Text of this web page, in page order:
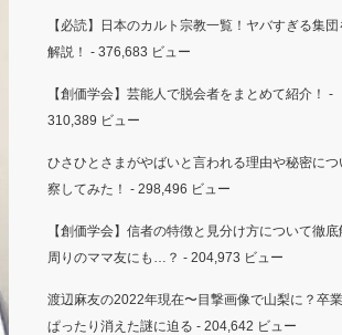
【必読】日本のカルト宗教一覧！ヤバすぎる集
解説！ - 376,683 ビュー
【創価学会】芸能人で脱会者をまとめて紹介！ -
310,389 ビュー
ひさひとさまがやばいと言われる理由や秘密につ
察してみた！ - 298,496 ビュー
【創価学会】信者の特徴と見分け方について徹底
周りのママ友にも…？ - 204,973 ビュー
渡辺麻友の2022年現在〜目撃画像で山梨に？卒
ぱったり消えた謎に迫る - 204,642 ビュー